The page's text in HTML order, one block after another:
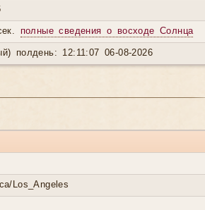
полные сведения о восходе Солнца
полдень: 12:11:07 06-08-2026
Los_Angeles